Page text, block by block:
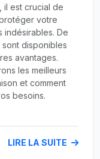
il est crucial de
votre
indésirables. De
disponibles
avantages.
les meilleurs
et comment
besoins.
LIRE LA SUITE